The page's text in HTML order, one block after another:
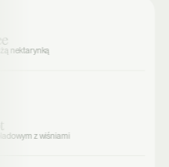
nektarynką
z wiśniami